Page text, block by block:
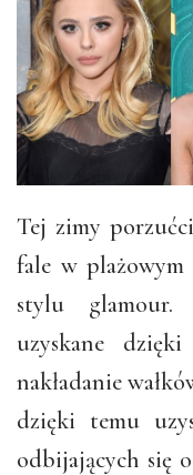
Tej zimy
fale w plażowym
stylu glamour.
uzyskane
nakładanie
dzięki temu
odbijających się